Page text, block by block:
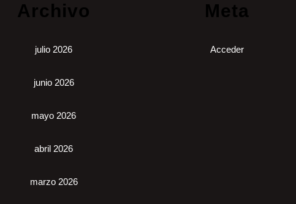
Archivo
julio 2026
junio 2026
mayo 2026
abril 2026
marzo 2026
Meta
Acceder